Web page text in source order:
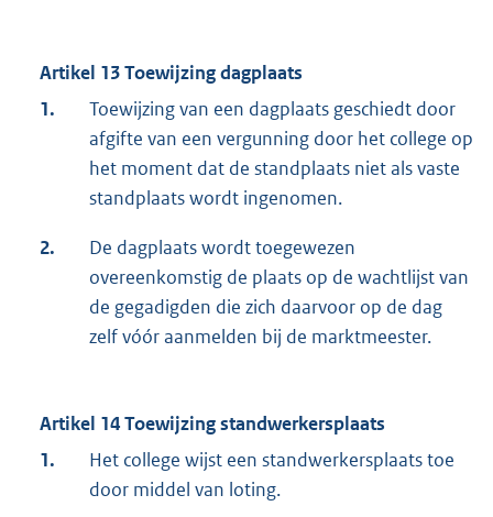
Artikel 13 Toewijzing dagplaats
1.
Toewijzing van een dagplaats geschiedt door
afgifte van een vergunning door het college op
het moment dat de standplaats niet als vaste
standplaats wordt ingenomen.
2.
De dagplaats wordt toegewezen
overeenkomstig de plaats op de wachtlijst van
de gegadigden die zich daarvoor op de dag
zelf vóór aanmelden bij de marktmeester.
Artikel 14 Toewijzing standwerkersplaats
1.
Het college wijst een standwerkersplaats toe
door middel van loting.